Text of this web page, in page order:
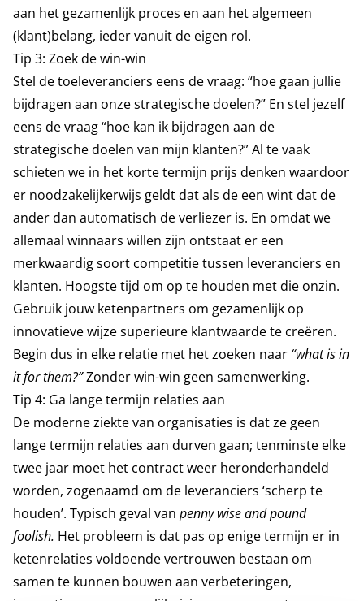
aan het gezamenlijk proces en aan het algemeen
(klant)belang, ieder vanuit de eigen rol.
Tip 3: Zoek de win-win
Stel de toeleveranciers eens de vraag: “hoe gaan jullie
bijdragen aan onze strategische doelen?” En stel jezelf
eens de vraag “hoe kan ik bijdragen aan de
strategische doelen van mijn klanten?” Al te vaak
schieten we in het korte termijn prijs denken waardoor
er noodzakelijkerwijs geldt dat als de een wint dat de
ander dan automatisch de verliezer is. En omdat we
allemaal winnaars willen zijn ontstaat er een
merkwaardig soort competitie tussen leveranciers en
klanten. Hoogste tijd om op te houden met die onzin.
Gebruik jouw ketenpartners om gezamenlijk op
innovatieve wijze superieure klantwaarde te creëren.
Begin dus in elke relatie met het zoeken naar “what is in
it for them?”Zonder win-win geen samenwerking.
Tip 4: Ga lange termijn relaties aan
De moderne ziekte van organisaties is dat ze geen
lange termijn relaties aan durven gaan; tenminste elke
twee jaar moet het contract weer heronderhandeld
worden, zogenaamd om de leveranciers ‘scherp te
houden’. Typisch geval van penny wise and pound
foolish. Het probleem is dat pas op enige termijn er in
ketenrelaties voldoende vertrouwen bestaan om
samen te kunnen bouwen aan verbeteringen,